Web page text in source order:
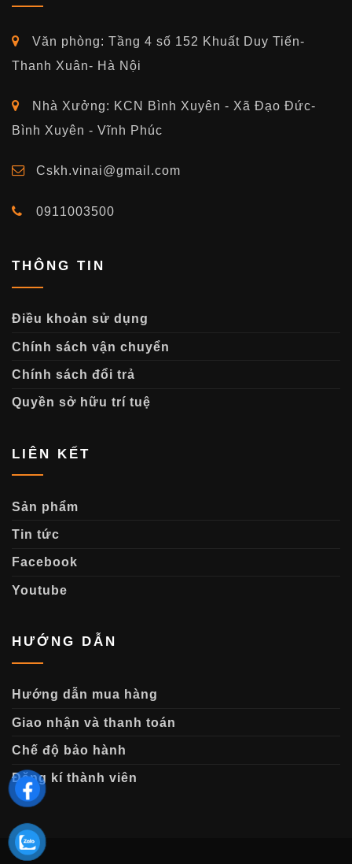
Văn phòng: Tầng 4 số 152 Khuất Duy Tiến-
Thanh Xuân- Hà Nội
Nhà Xưởng: KCN Bình Xuyên - Xã Đạo Đức-
Bình Xuyên - Vĩnh Phúc
Cskh.vinai@gmail.com
0911003500
THÔNG TIN
Điều khoản sử dụng
Chính sách vận chuyển
Chính sách đổi trả
Quyền sở hữu trí tuệ
LIÊN KẾT
Sản phẩm
Tin tức
Facebook
Youtube
HƯỚNG DẪN
Hướng dẫn mua hàng
Giao nhận và thanh toán
Chế độ bảo hành
Đăng kí thành viên